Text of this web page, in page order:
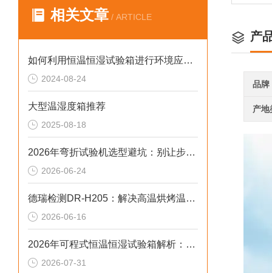
相关文章 / ARTICLE
如何利用恒温恒湿试验箱进行环境应力筛选（ESS）
2024-08-24
大型温湿度箱推荐
2025-08-18
2026年弯折试验机选型避坑：别让步进低配拖累检测精度与研发数据
2026-06-24
德瑞检测DR-H205：解决高温烘烤温控偏差2026选型标准
2026-06-16
2026年可程式恒温恒湿试验箱解析：风冷水冷定制场景选型参考
2026-07-31
产
品牌
产地